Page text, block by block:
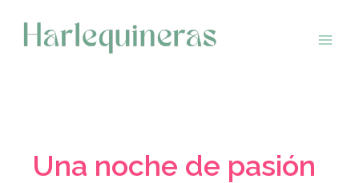
contenido
Una noche de pasión